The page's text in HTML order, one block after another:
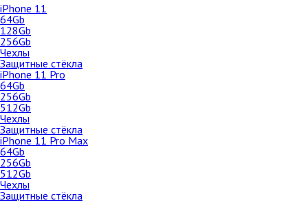
iPhone 12 Pro
512Gb
Чехлы
64Gb
Чехлы
iPhone 11
64Gb
128Gb
256Gb
Чехлы
Защитные стёкла
iPhone 11 Pro
64Gb
256Gb
512Gb
Чехлы
Защитные стёкла
iPhone 11 Pro Max
64Gb
256Gb
512Gb
Чехлы
Защитные стёкла